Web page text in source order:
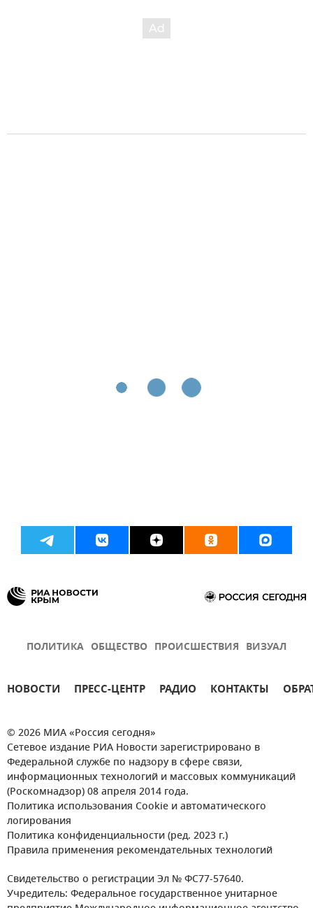
ПОЛИТИКА ОБЩЕСТВО ПРОИСШЕСТВИЯ ВИЗУАЛ
НОВОСТИ ПРЕСС-ЦЕНТР РАДИО КОНТАКТЫ
© 2026 МИА «Россия сегодня»
Сетевое издание РИА Новости зарегистрировано в
Федеральной службе по надзору в сфере связи,
информационных технологий и массовых коммуникаций
(Роскомнадзор) 08 апреля 2014 года.
Политика использования Cookie и автоматического
логирования
Политика конфиденциальности (ред. 2023 г.)
Правила применения рекомендательных технологий
Свидетельство о регистрации Эл № ФС77-57640.
Учредитель: Федеральное государственное унитарное